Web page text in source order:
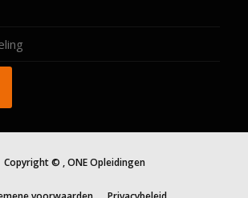
Copyright © , ONE Opleidingen